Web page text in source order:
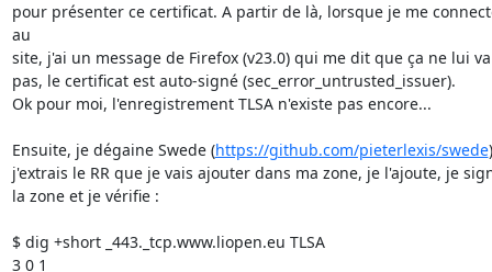
pour présenter ce certificat. A partir de là, lorsque je me
au
site, j'ai un message de Firefox (v23.0) qui me dit que ça ne lui va
pas, le certificat est auto-signé (sec_error_untrusted_issuer).
Ok pour moi, l'enregistrement TLSA n'existe pas encore...
Ensuite, je dégaine Swede (https://github.com/pieterlexis/swede
j'extrais le RR que je vais ajouter dans ma zone, je l'ajoute, je
la zone et je vérifie :
$ dig +short _443._tcp.www.liopen.eu TLSA
3 0 1